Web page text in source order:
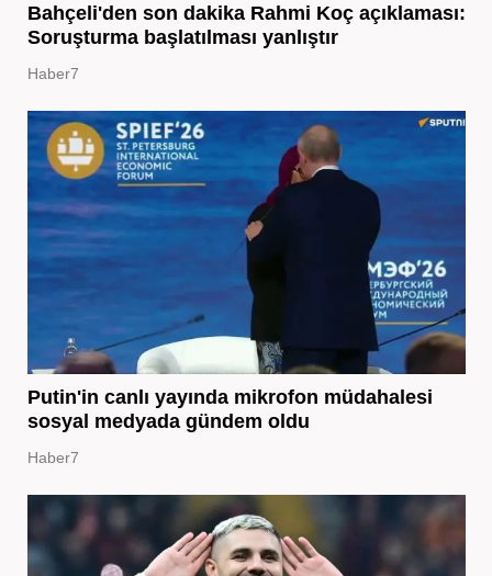
Bahçeli'den son dakika Rahmi Koç açıklaması:
Soruşturma başlatılması yanlıştır
Haber7
Putin'in canlı yayında mikrofon müdahalesi
sosyal medyada gündem oldu
Haber7